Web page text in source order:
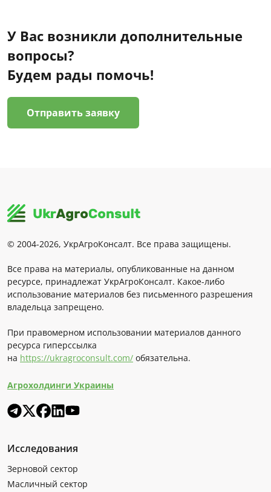
У Вас возникли дополнительные
вопросы?
Будем рады помочь!
Отправить заявку
© 2004-2026, УкрАгроКонсалт. Все права защищены.
Все права на материалы, опубликованные на данном
ресурсе, принадлежат УкрАгроКонсалт. Какое-либо
использование материалов без письменного разрешения
владельца запрещено.
При правомерном использовании материалов данного
ресурса гиперссылка
на https://ukragroconsult.com/ обязательна.
Агрохолдинги Украины
Исследования
Зерновой сектор
Масличный сектор